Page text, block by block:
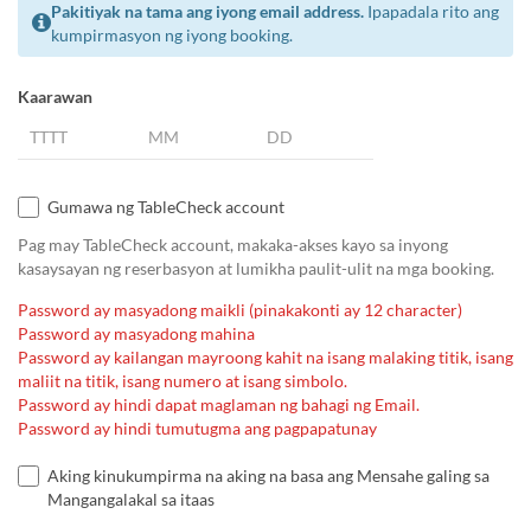
Pakitiyak na tama ang iyong email address. Ipapadala rito ang
kumpirmasyon ng iyong booking.
Kaarawan
Gumawa ng TableCheck account
Pag may TableCheck account, makaka-akses kayo sa inyong
kasaysayan ng reserbasyon at lumikha paulit-ulit na mga booking.
Password ay masyadong maikli (pinakakonti ay 12 character)
Password ay masyadong mahina
Password ay kailangan mayroong kahit na isang malaking titik, isang
maliit na titik, isang numero at isang simbolo.
Password ay hindi dapat maglaman ng bahagi ng Email.
Password ay hindi tumutugma ang pagpapatunay
Aking kinukumpirma na aking na basa ang Mensahe galing sa
Mangangalakal sa itaas